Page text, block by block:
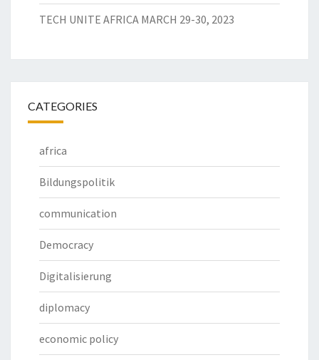
TECH UNITE AFRICA MARCH 29-30, 2023
CATEGORIES
africa
Bildungspolitik
communication
Democracy
Digitalisierung
diplomacy
economic policy